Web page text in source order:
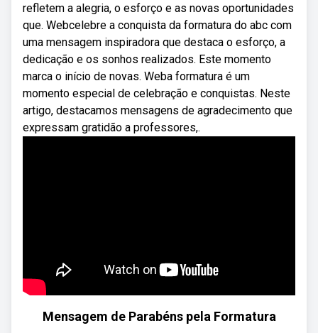
refletem a alegria, o esforço e as novas oportunidades
que. Webcelebre a conquista da formatura do abc com
uma mensagem inspiradora que destaca o esforço, a
dedicação e os sonhos realizados. Este momento
marca o início de novas. Weba formatura é um
momento especial de celebração e conquistas. Neste
artigo, destacamos mensagens de agradecimento que
expressam gratidão a professores,.
Mensagem de Parabéns pela Formatura